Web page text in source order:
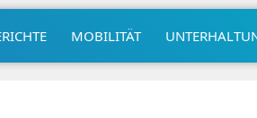
MOBILITÄT